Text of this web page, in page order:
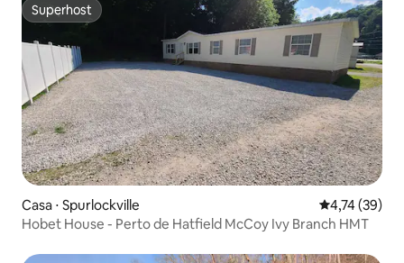
Superhost
Superhost
Casa ⋅ Spurlockville 4,74 de uma
4,74 (39)
Hobet House - Perto de Hatfield McCoy Ivy Branch HMT